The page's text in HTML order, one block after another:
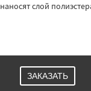
наносят слой
ЗАКАЗАТЬ